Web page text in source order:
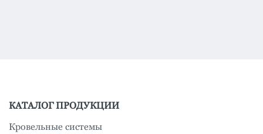
КАТАЛОГ ПРОДУКЦИИ
Кровельные системы